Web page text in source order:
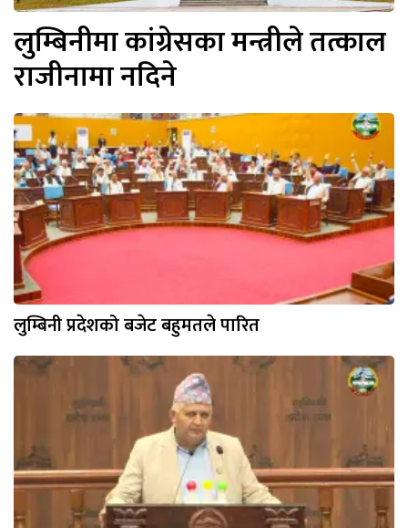
लुम्बिनीमा कांग्रेसका मन्त्रीले तत्काल
राजीनामा नदिने
लुम्बिनी प्रदेशको बजेट बहुमतले पारित